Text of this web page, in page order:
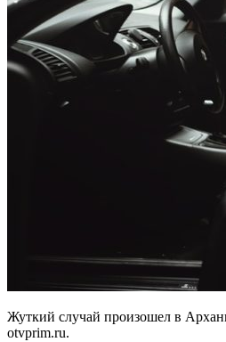
Жуткий случай произошел в
otvprim.ru.